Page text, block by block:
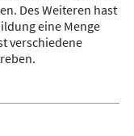
Des Weiteren hast
eine Menge
verschiedene